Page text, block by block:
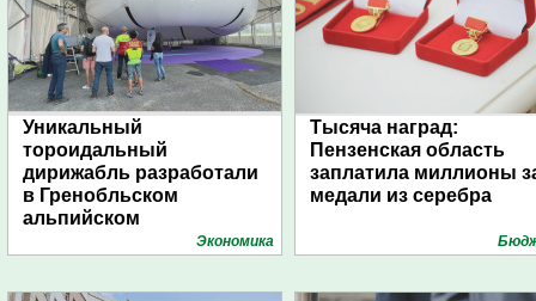
Уникальный
тороидальный
дирижабль разработали
в Гренобльском
альпийском
Экономика
Тысяча наград:
Пензенская область
заплатила миллионы
медали из серебра